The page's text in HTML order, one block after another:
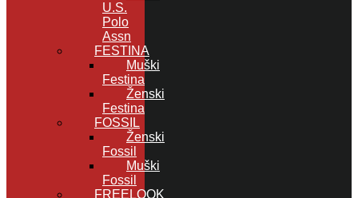
U.S.
Polo
Assn
FESTINA
Muški
Festina
Ženski
Festina
FOSSIL
Ženski
Fossil
Muški
Fossil
FREELOOK